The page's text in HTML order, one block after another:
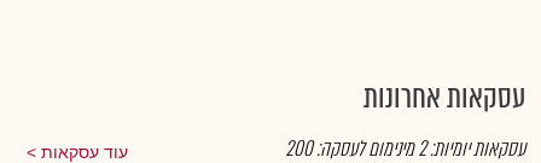
עסקאות אחרונות
עוד עסקאות עסקאות יומיות:2מינימום לעסקה:200